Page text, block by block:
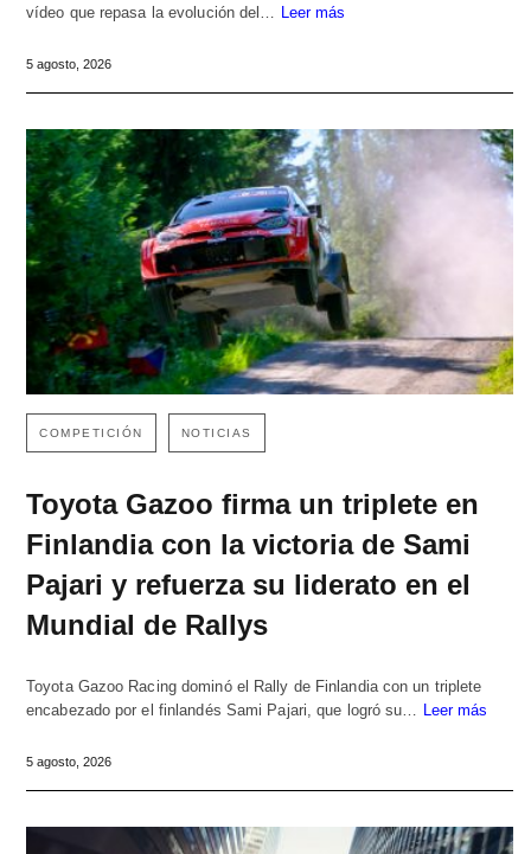
vídeo que repasa la evolución del… Leer más
5 agosto, 2026
COMPETICIÓN NOTICIAS
Toyota Gazoo firma un triplete en
Finlandia con la victoria de Sami
Pajari y refuerza su liderato en el
Mundial de Rallys
Toyota Gazoo Racing dominó el Rally de Finlandia con un triplete
encabezado por el finlandés Sami Pajari, que logró su…
Leer más
5 agosto, 2026